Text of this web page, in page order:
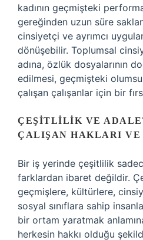
kadının geçmişteki
gereğinden uzun süre
cinsiyetçi ve ayrımcı
dönüşebilir. Toplumsal
adına, özlük dosyalarının
edilmesi, geçmişteki
çalışan çalışanlar için bir
ÇEŞITLILIK VE
ÇALIŞAN HAKLARI
Bir iş yerinde çeşitlilik
farklardan ibaret değildir.
geçmişlere, kültürlere,
sosyal sınıflara sahip
bir ortam yaratmak
herkesin hakkı olduğu